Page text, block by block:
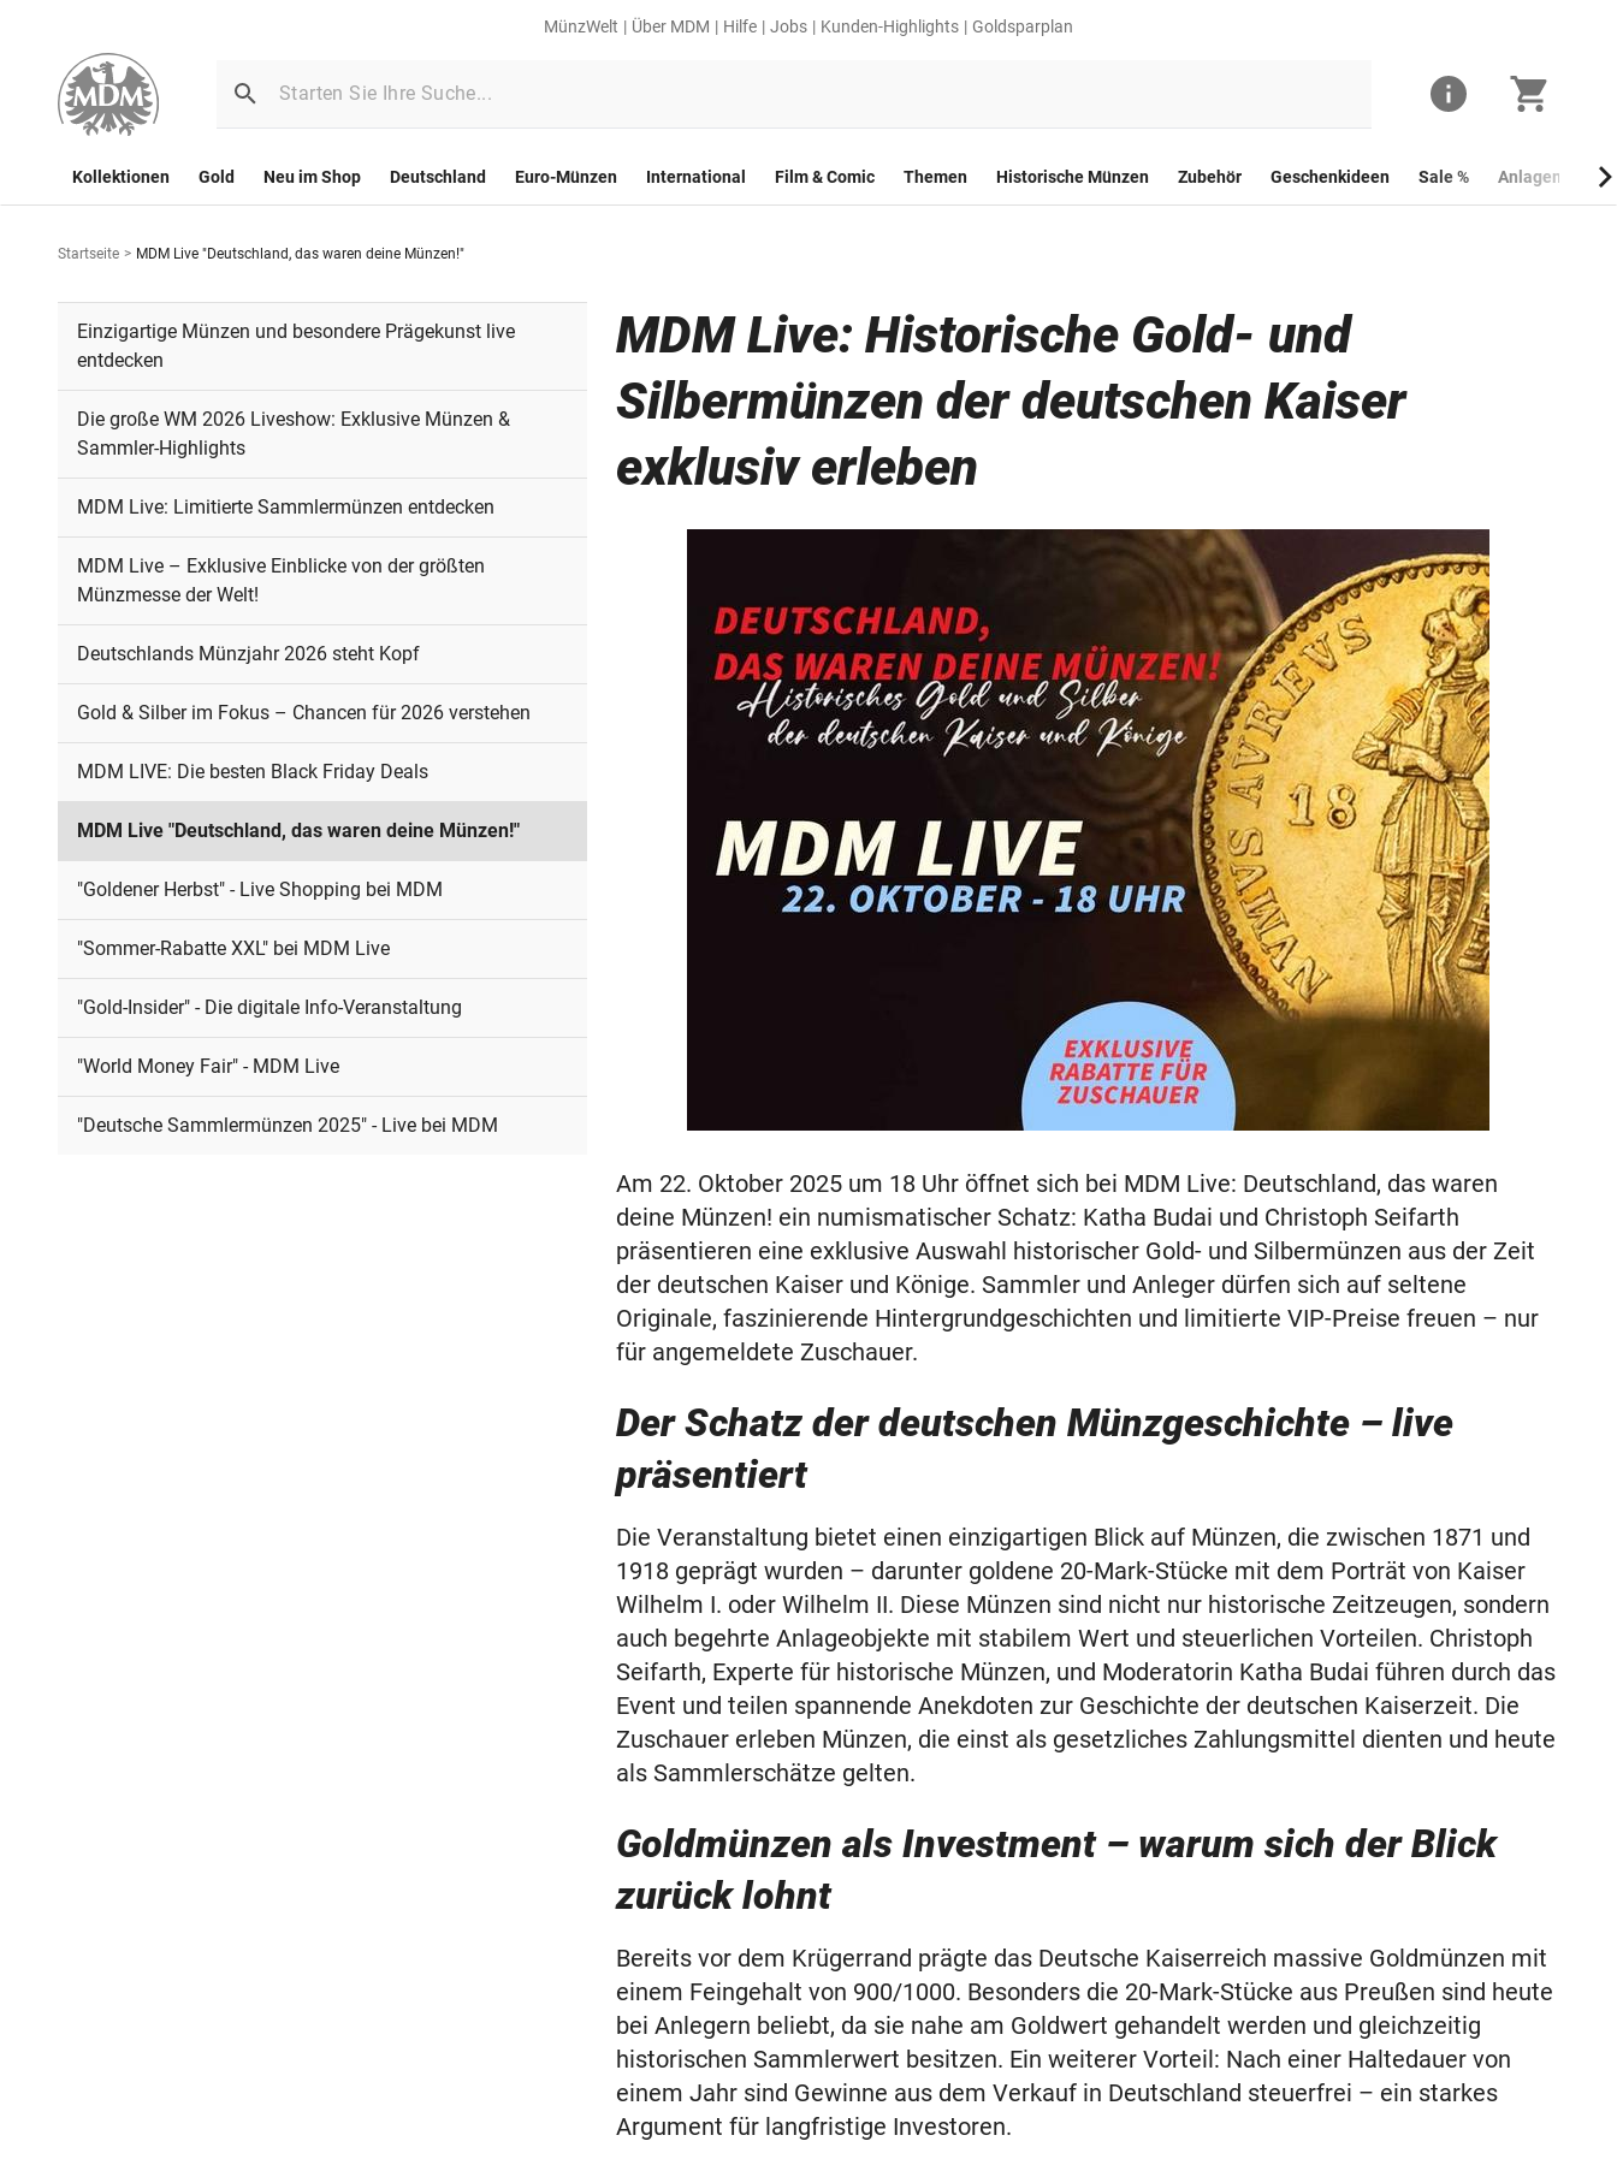
MünzWelt Über MDM Hilfe Jobs Kunden-Highlights Goldsparplan
Kollektionen Gold Neu im Shop Deutschland Euro-Münzen International Film & Comic Themen Historische Münzen Zubehör Geschenkideen Sale % Anlagemünzen
Startseite > MDM Live "Deutschland, das waren deine Münzen!"
Einzigartige Münzen und besondere Prägekunst live
entdecken
Die große WM 2026 Liveshow: Exklusive Münzen &
Sammler-Highlights
MDM Live: Limitierte Sammlermünzen entdecken
MDM Live – Exklusive Einblicke von der größten
Münzmesse der Welt!
Deutschlands Münzjahr 2026 steht Kopf
Gold & Silber im Fokus – Chancen für 2026 verstehen
MDM LIVE: Die besten Black Friday Deals
MDM Live "Deutschland, das waren deine Münzen!"
"Goldener Herbst" - Live Shopping bei MDM
"Sommer-Rabatte XXL" bei MDM Live
"Gold-Insider" - Die digitale Info-Veranstaltung
"World Money Fair" - MDM Live
"Deutsche Sammlermünzen 2025" - Live bei MDM
MDM Live: Historische Gold- und
Silbermünzen der deutschen Kaiser
exklusiv erleben
Am 22. Oktober 2025 um 18 Uhr öffnet sich bei MDM Live: Deutschland, das waren
deine Münzen! ein numismatischer Schatz: Katha Budai und Christoph Seifarth
präsentieren eine exklusive Auswahl historischer Gold- und Silbermünzen aus der Zeit
der deutschen Kaiser und Könige. Sammler und Anleger dürfen sich auf seltene
Originale, faszinierende Hintergrundgeschichten und limitierte VIP-Preise freuen – nur
für angemeldete Zuschauer.
Der Schatz der deutschen Münzgeschichte – live
präsentiert
Die Veranstaltung bietet einen einzigartigen Blick auf Münzen, die zwischen 1871 und
1918 geprägt wurden – darunter goldene 20-Mark-Stücke mit dem Porträt von Kaiser
Wilhelm I. oder Wilhelm II. Diese Münzen sind nicht nur historische Zeitzeugen, sondern
auch begehrte Anlageobjekte mit stabilem Wert und steuerlichen Vorteilen. Christoph
Seifarth, Experte für historische Münzen, und Moderatorin Katha Budai führen durch das
Event und teilen spannende Anekdoten zur Geschichte der deutschen Kaiserzeit. Die
Zuschauer erleben Münzen, die einst als gesetzliches Zahlungsmittel dienten und heute
als Sammlerschätze gelten.
Goldmünzen als Investment – warum sich der Blick
zurück lohnt
Bereits vor dem Krügerrand prägte das Deutsche Kaiserreich massive Goldmünzen mit
einem Feingehalt von 900/1000. Besonders die 20-Mark-Stücke aus Preußen sind heute
bei Anlegern beliebt, da sie nahe am Goldwert gehandelt werden und gleichzeitig
historischen Sammlerwert besitzen. Ein weiterer Vorteil: Nach einer Haltedauer von
einem Jahr sind Gewinne aus dem Verkauf in Deutschland steuerfrei – ein starkes
Argument für langfristige Investoren.